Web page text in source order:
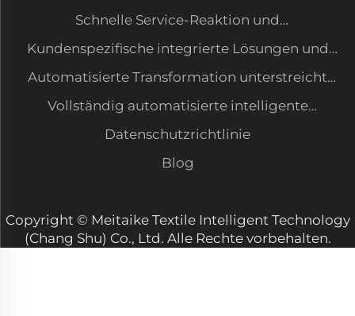
Schnelle Service-Reaktion und
Ausrüstungsaufwertung zur Erfüllung neuer
Kundenspezifische integrierte Lösungen und
Datenmanagementsystem
Automatisierte Transformation unterstreicht
unser Kostenvorteil und sichert große
Vollständig automatisierte intelligente
Produktion – Ordnungsgemäße Werkstatt mit
Datenschutzrichtlinie
Blog
Copyright © Meitaike Textile Intelligent Technology
(Chang Shu) Co., Ltd. Alle Rechte vorbehalten.